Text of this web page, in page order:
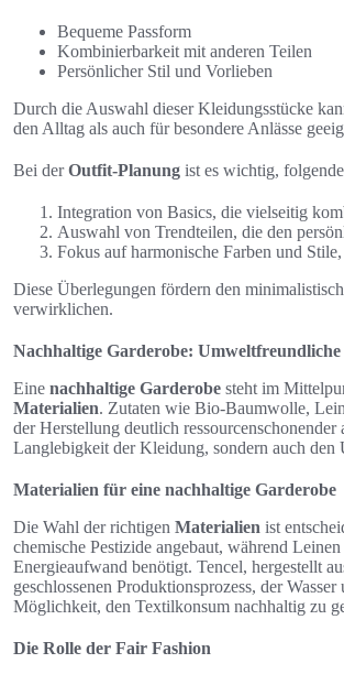
Bequeme Passform
Kombinierbarkeit mit anderen Teilen
Persönlicher Stil und Vorlieben
Durch die Auswahl dieser Kleidungsstücke
den Alltag als auch für besondere Anlässe
Bei derOutfit-Planung ist es wichtig,
Integration von Basics, die vielseitig
Auswahl von Trendteilen, die den
Fokus auf harmonische Farben und
Diese Überlegungen fördern den
verwirklichen.
Nachhaltige Garderobe:
Eine nachhaltige Garderobe steht im
Materialien. Zutaten wie Bio-Baumwolle,
der Herstellung deutlich
Langlebigkeit der Kleidung, sondern auch den
Materialien für eine nachhaltige Garderobe
Die Wahl der richtigen Materialien ist
chemische Pestizide angebaut, während
Energieaufwand benötigt. Tencel, hergestellt
geschlossenen Produktionsprozess, der
Möglichkeit, den Textilkonsum nachhaltig zu
Die Rolle der Fair Fashion